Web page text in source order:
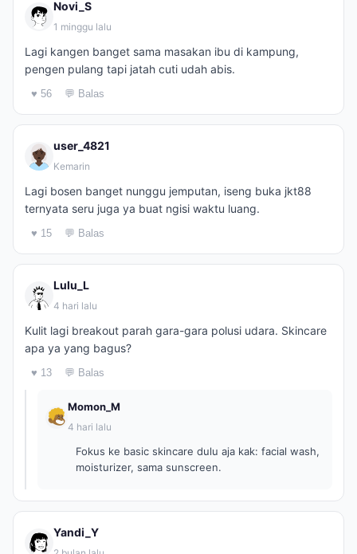
Novi_S
1 minggu lalu
Lagi kangen banget sama masakan ibu di kampung,
pengen pulang tapi jatah cuti udah abis.
♥ 56 💬 Balas
user_4821
Kemarin
Lagi bosen banget nunggu jemputan, iseng buka jkt88
ternyata seru juga ya buat ngisi waktu luang.
♥ 15 💬 Balas
Lulu_L
4 hari lalu
Kulit lagi breakout parah gara-gara polusi udara. Skincare
apa ya yang bagus?
♥ 13 💬 Balas
Momon_M
4 hari lalu
Fokus ke basic skincare dulu aja kak: facial wash,
moisturizer, sama sunscreen.
Yandi_Y